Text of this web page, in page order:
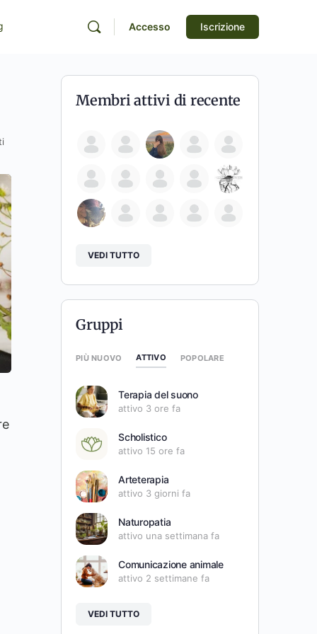
Accesso Iscrizione
Membri attivi di recente
VEDI TUTTO
Gruppi
PIÙ NUOVO ATTIVO POPOLARE
Terapia del suono
attivo 3 ore fa
Scholistico
attivo 15 ore fa
Arteterapia
attivo 3 giorni fa
Naturopatia
attivo una settimana fa
Comunicazione animale
attivo 2 settimane fa
VEDI TUTTO